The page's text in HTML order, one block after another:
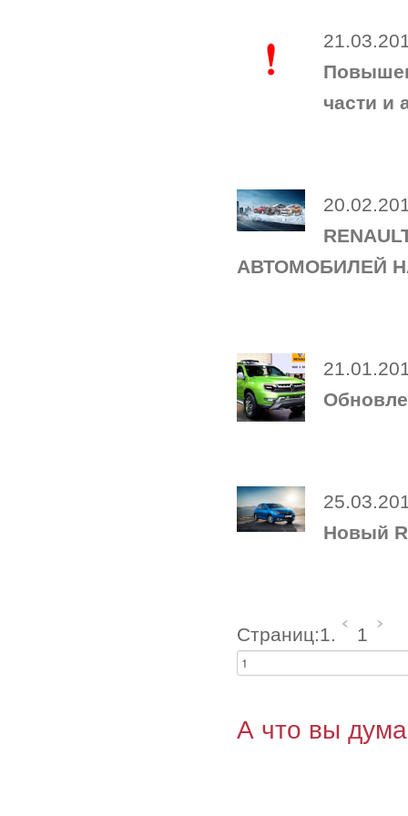
части и
АВТОМОБИЛЕЙ
Новый
Страниц:1. 1
А что вы